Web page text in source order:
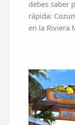
debes saber
rápida:
en la Riviera